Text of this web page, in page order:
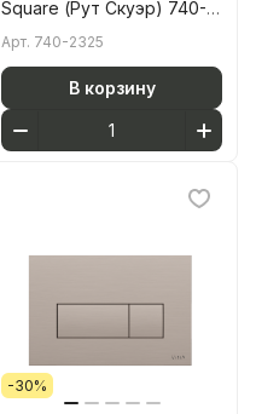
Square (Рут Скуэр) 740-
2325 брашированное
Арт. 740-2325
В корзину
-30%